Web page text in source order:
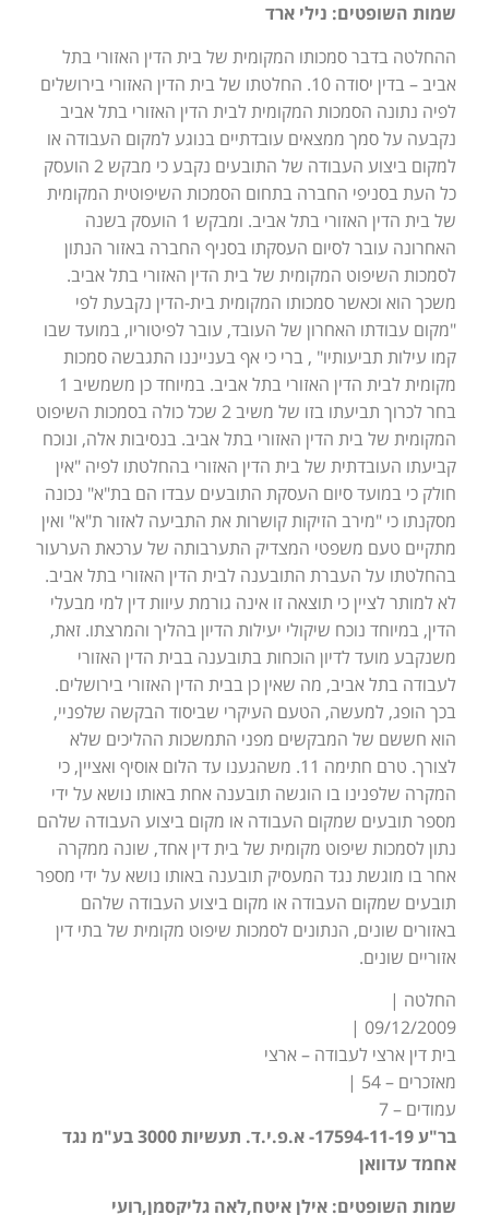
שמות השופטים: נילי ארד
ההחלטה בדבר סמכותו המקומית של בית הדין האזורי בתל
אביב – בדין יסודה 10. החלטתו של בית הדין האזורי בירושלים
לפיה נתונה הסמכות המקומית לבית הדין האזורי בתל אביב
נקבעה על סמך ממצאים עובדתיים בנוגע למקום העבודה או
למקום ביצוע העבודה של התובעים נקבע כי מבקש 2 הועסק
כל העת בסניפי החברה בתחום הסמכות השיפוטית המקומית
של בית הדין האזורי בתל אביב. ומבקש 1 הועסק בשנה
האחרונה עובר לסיום העסקתו בסניף החברה באזור הנתון
לסמכות השיפוט המקומית של בית הדין האזורי בתל אביב.
משכך הוא וכאשר סמכותו המקומית בית-הדין נקבעת לפי
"מקום עבודתו האחרון של העובד, עובר לפיטוריו, במועד שבו
קמו עילות תביעותיו" , ברי כי אף בענייננו התגבשה סמכות
מקומית לבית הדין האזורי בתל אביב. במיוחד כן משמשיב 1
בחר לכרוך תביעתו בזו של משיב 2 שכל כולה בסמכות השיפוט
המקומית של בית הדין האזורי בתל אביב. בנסיבות אלה, ונוכח
קביעתו העובדתית של בית הדין האזורי בהחלטתו לפיה "אין
חולק כי במועד סיום העסקת התובעים עבדו הם בת"א" נכונה
מסקנתו כי "מירב הזיקות קושרות את התביעה לאזור ת"א" ואין
מתקיים טעם משפטי המצדיק התערבותה של ערכאת הערעור
בהחלטתו על העברת התובענה לבית הדין האזורי בתל אביב.
לא למותר לציין כי תוצאה זו אינה גורמת עיוות דין למי מבעלי
הדין, במיוחד נוכח שיקולי יעילות הדיון בהליך והמרצתו. זאת,
משנקבע מועד לדיון הוכחות בתובענה בבית הדין האזורי
לעבודה בתל אביב, מה שאין כן בבית הדין האזורי בירושלים.
בכך הופג, למעשה, הטעם העיקרי שביסוד הבקשה שלפניי,
הוא חששם של המבקשים מפני התמשכות ההליכים שלא
לצורך. טרם חתימה 11. משהגענו עד הלום אוסיף ואציין, כי
המקרה שלפנינו בו הוגשה תובענה אחת באותו נושא על ידי
מספר תובעים שמקום העבודה או מקום ביצוע העבודה שלהם
נתון לסמכות שיפוט מקומית של בית דין אחד, שונה ממקרה
אחר בו מוגשת נגד המעסיק תובענה באותו נושא על ידי מספר
תובעים שמקום העבודה או מקום ביצוע העבודה שלהם
באזורים שונים, הנתונים לסמכות שיפוט מקומית של בתי דין
אזוריים שונים.
החלטה |
09/12/2009 |
בית דין ארצי לעבודה – ארצי
מאזכרים – 54 |
עמודים – 7
בר"ע 17594-11-19- א.פ.י.ד. תעשיות 3000 בע"מ נגד
אחמד עדוואן
שמות השופטים: אילן איטח,לאה גליקסמן,רועי